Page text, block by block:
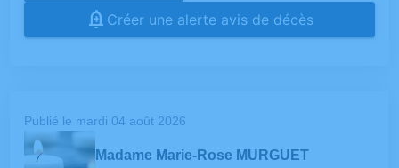
Créer une alerte avis de décès
Publié le mardi 04 août 2026
Madame Marie-Rose MURGUET